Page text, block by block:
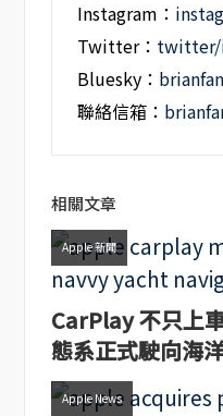
Instagram：
Twitter： twitter/
Bluesky：
聯絡信箱：
相關文章
Apple 新聞
CarPlay 不只上
態系正式駛向海
Apple News